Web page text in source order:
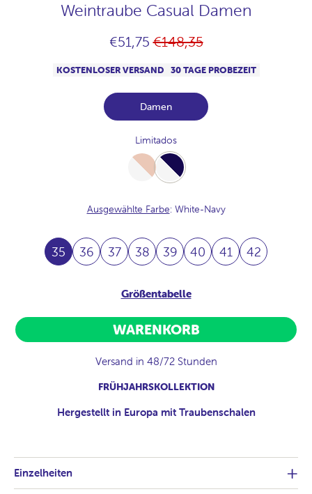
Weintraube Casual Damen
€51,75Normaler
€148,35
KOSTENLOSER VERSAND 30 TAGE PROBEZEIT
Damen
Limitados
White-
White-
Navy
Ausgewählte Farbe: White-Navy
35 36 37 38 39 40 41 42
Größentabelle
WARENKORB
Versand in 48/72 Stunden
FRÜHJAHRSKOLLEKTION
Hergestellt in Europa mit Traubenschalen
Einzelheiten